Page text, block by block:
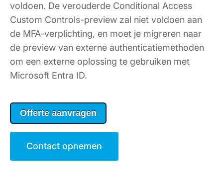
voldoen. De verouderde Conditional Access
Custom Controls-preview zal niet voldoen aan
de MFA-verplichting, en moet je migreren naar
de preview van externe authenticatiemethoden
om een externe oplossing te gebruiken met
Microsoft Entra ID.
Offerte aanvragen
Contact opnemen